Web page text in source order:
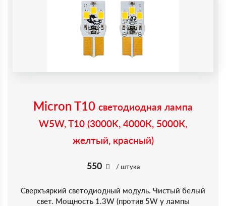
Micron T10 светодиодная лампа
W5W, T10 (3000K, 4000К, 5000К,
желтый, красный)
550 / штука
Сверхъяркий светодиодный модуль. Чистый белый
свет. Мощность 1.3W (против 5W у лампы